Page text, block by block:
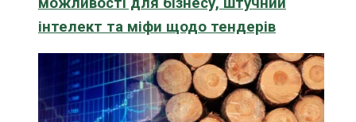
інтелект та міфи щодо тендерів